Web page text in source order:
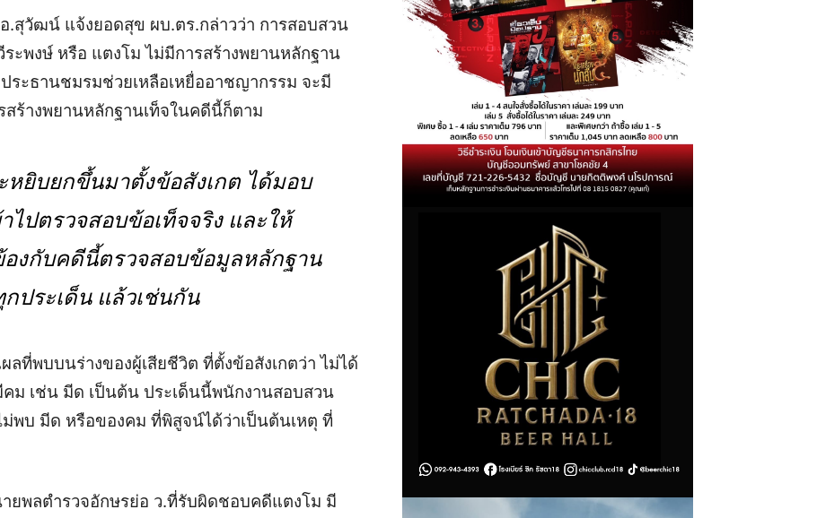
.สุวัฒน์ แจ้งยอดสุข ผบ.ตร.กล่าวว่า การสอบสวน
ะพงษ์ หรือ แตงโม ไม่มีการสร้างพยานหลักฐาน
ระธานชมรมช่วยเหลือเหยื่ออาชญากรรม จะมี
สร้างพยานหลักฐานเท็จในคดีนี้ก็ตาม
หยิบยกขึ้นมาตั้งข้อสังเกต ได้มอบ
ไปตรวจสอบข้อเท็จจริง และให้
งกับคดีนี้ตรวจสอบข้อมูลหลักฐาน
กประเด็น แล้วเช่นกัน
ลที่พบบนร่างของผู้เสียชีวิต ที่ตั้งข้อสังเกตว่า ไม่ได้
คม เช่น มีด เป็นต้น ประเด็นนี้พนักงานสอบสวน
พบ มีด หรือของคม ที่พิสูจน์ได้ว่าเป็นต้นเหตุ ที่
ยพลตำรวจอักษรย่อ ว.ที่รับผิดชอบคดีแตงโม มี